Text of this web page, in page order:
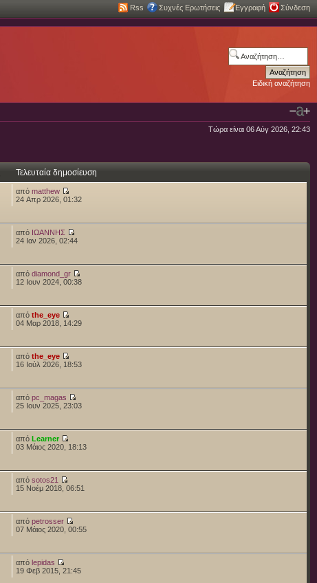
Rss Συχνές Ερωτήσεις Εγγραφή Σύνδεση
Ειδική αναζήτηση
Τώρα είναι 06 Αύγ 2026, 22:43
Τελευταία δημοσίευση
από matthew
24 Απρ 2026, 01:32
από ΙΩΑΝΝΗΣ
24 Ιαν 2026, 02:44
από diamond_gr
12 Ιουν 2024, 00:38
από the_eye
04 Μαρ 2018, 14:29
από the_eye
16 Ιούλ 2026, 18:53
από pc_magas
25 Ιουν 2025, 23:03
από Learner
03 Μάιος 2020, 18:13
από sotos21
15 Νοέμ 2018, 06:51
από petrosser
07 Μάιος 2020, 00:55
από lepidas
19 Φεβ 2015, 21:45